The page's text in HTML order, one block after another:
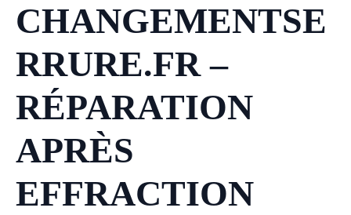
CHANGEMENTSE
RRURE.FR –
RÉPARATION
APRÈS
EFFRACTION